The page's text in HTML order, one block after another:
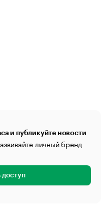
и публикуйте новости
личный бренд
доступ